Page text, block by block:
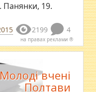
Панянки, 19.
2199 4
на правах реклами ®
Молоді вчені
Полтави